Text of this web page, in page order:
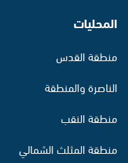
المحليات
منطقة القدس
الناصرة والمنطقة
منطقة النقب
منطقة المثلث الشمالي